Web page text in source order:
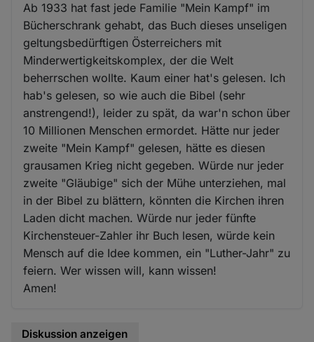
Ab 1933 hat fast jede Familie "Mein Kampf" im
Bücherschrank gehabt, das Buch dieses unseligen
geltungsbedürftigen Österreichers mit
Minderwertigkeitskomplex, der die Welt
beherrschen wollte. Kaum einer hat's gelesen. Ich
hab's gelesen, so wie auch die Bibel (sehr
anstrengend!), leider zu spät, da war'n schon über
10 Millionen Menschen ermordet. Hätte nur jeder
zweite "Mein Kampf" gelesen, hätte es diesen
grausamen Krieg nicht gegeben. Würde nur jeder
zweite "Gläubige" sich der Mühe unterziehen, mal
in der Bibel zu blättern, könnten die Kirchen ihren
Laden dicht machen. Würde nur jeder fünfte
Kirchensteuer-Zahler ihr Buch lesen, würde kein
Mensch auf die Idee kommen, ein "Luther-Jahr" zu
feiern. Wer wissen will, kann wissen!
Amen!
Diskussion anzeigen